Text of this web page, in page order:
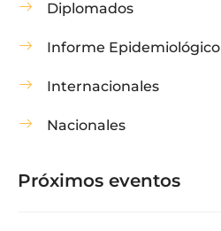
Diplomados
Informe Epidemiológico
Internacionales
Nacionales
Próximos eventos